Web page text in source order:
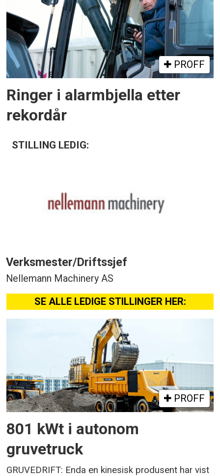
PROFF
Ringer i alarmbjella etter
rekordår
STILLING LEDIG:
Verksmester/Driftssjef
Nellemann Machinery AS
SE ALLE LEDIGE STILLINGER HER:
PROFF
801 kWt i autonom
gruvetruck
GRUVEDRIFT: Enda en kinesisk produsent har vist